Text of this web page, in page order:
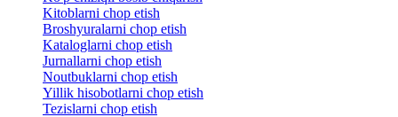
Kitoblarni chop etish
Broshyuralarni chop etish
Kataloglarni chop etish
Jurnallarni chop etish
Noutbuklarni chop etish
Yillik hisobotlarni chop etish
Tezislarni chop etish